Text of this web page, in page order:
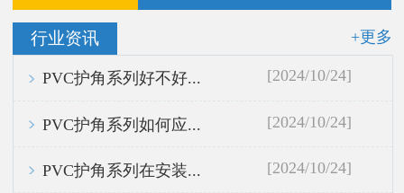
行业资讯 +更多
[2024/10/24]
PVC护角系列好不好...
[2024/10/24]
PVC护角系列如何应...
[2024/10/24]
PVC护角系列在安装...